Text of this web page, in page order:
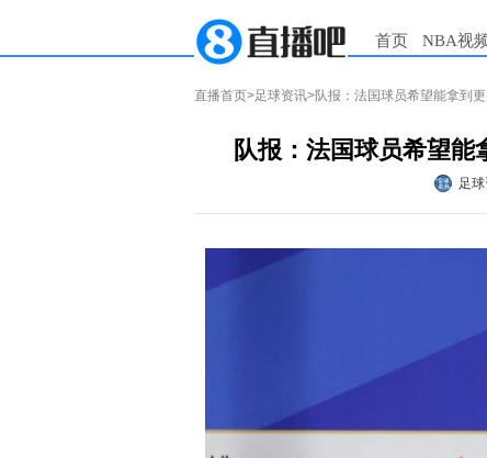
首页 NBA视
直播首页>足球资讯>队报：法国球员希望能拿到
队报：法国球员希望
足